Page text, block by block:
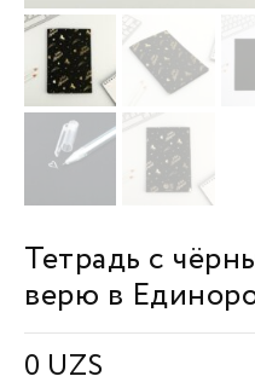
Тетрадь с
верю в
0 UZS